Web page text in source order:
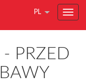
PL
PRZED